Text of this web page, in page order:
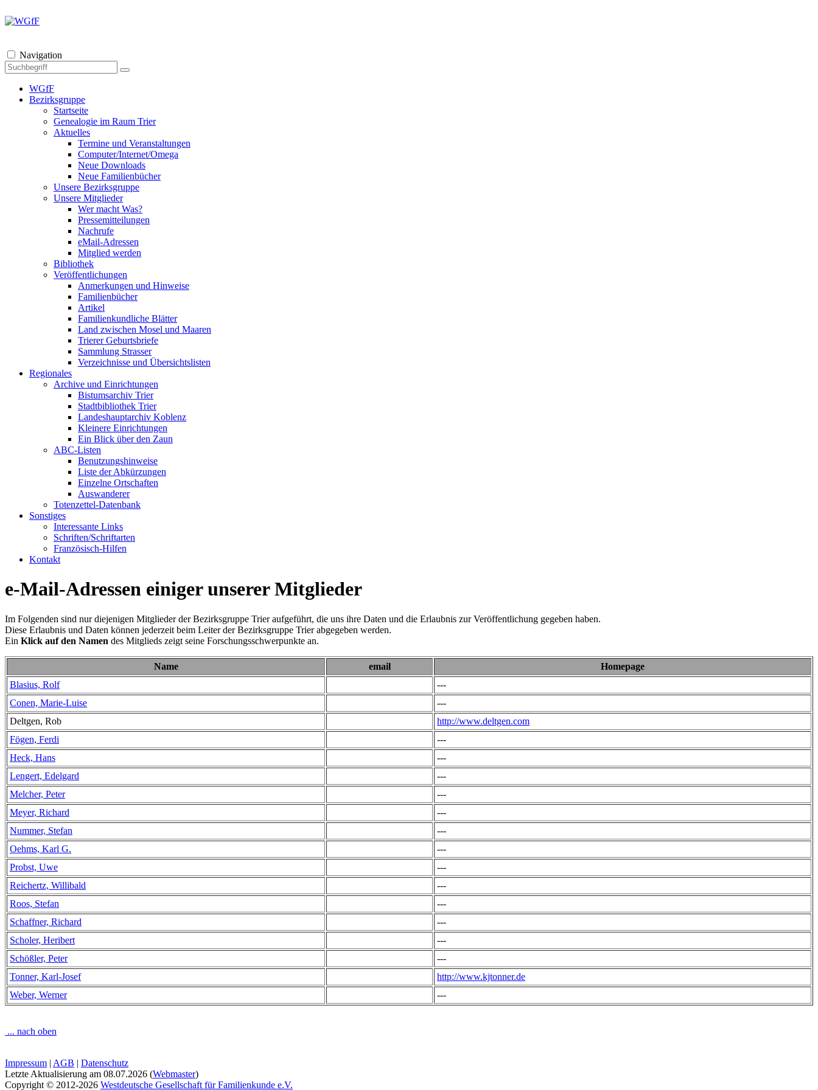
Navigation
WGfF
Bezirksgruppe
Startseite
Genealogie im Raum Trier
Aktuelles
Termine und Veranstaltungen
Computer/Internet/Omega
Neue Downloads
Neue Familienbücher
Unsere Bezirksgruppe
Unsere Mitglieder
Wer macht Was?
Pressemitteilungen
Nachrufe
eMail-Adressen
Mitglied werden
Bibliothek
Veröffentlichungen
Anmerkungen und Hinweise
Familienbücher
Artikel
Familienkundliche Blätter
Land zwischen Mosel und Maaren
Trierer Geburtsbriefe
Sammlung Strasser
Verzeichnisse und Übersichtslisten
Regionales
Archive und Einrichtungen
Bistumsarchiv Trier
Stadtbibliothek Trier
Landeshauptarchiv Koblenz
Kleinere Einrichtungen
Ein Blick über den Zaun
ABC-Listen
Benutzungshinweise
Liste der Abkürzungen
Einzelne Ortschaften
Auswanderer
Totenzettel-Datenbank
Sonstiges
Interessante Links
Schriften/Schriftarten
Französisch-Hilfen
Kontakt
e-Mail-Adressen einiger unserer Mitglieder
Im Folgenden sind nur diejenigen Mitglieder der Bezirksgruppe Trier aufgeführt, die uns ihre Daten und die Erlaubnis zur Veröffentlichung gegeben haben.
Diese Erlaubnis und Daten können jederzeit beim Leiter der Bezirksgruppe Trier abgegeben werden.
Ein Klick auf den Namen des Mitglieds zeigt seine Forschungsschwerpunkte an.
Name email
Homepage
Blasius, Rolf
---
Conen, Marie-Luise
---
Deltgen, Rob
http://www.deltgen.com
Fögen, Ferdi
---
Heck, Hans
---
Lengert, Edelgard
---
Melcher, Peter
---
Meyer, Richard
---
Nummer, Stefan
---
Oehms, Karl G.
---
Probst, Uwe
---
Reichertz, Willibald
---
Roos, Stefan
---
Schaffner, Richard
---
Scholer, Heribert
---
Schößler, Peter
---
Tonner, Karl-Josef
http://www.kjtonner.de
Weber, Werner
---
... nach oben
Impressum | AGB | Datenschutz
Letzte Aktualisierung am 08.07.2026 (Webmaster)
Copyright © 2012-2026 Westdeutsche Gesellschaft für Familienkunde e.V.